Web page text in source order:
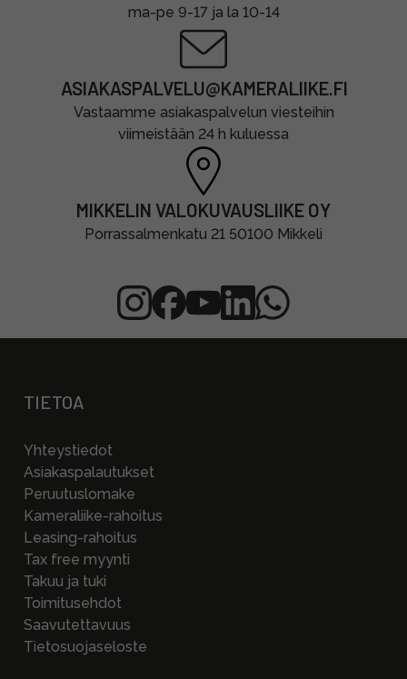
ma-pe 9-17 ja la 10-14
ASIAKASPALVELU@KAMERALIIKE.FI
Vastaamme asiakaspalvelun viesteihin
viimeistään 24 h kuluessa
MIKKELIN VALOKUVAUSLIIKE OY
Porrassalmenkatu 21 50100 Mikkeli
TIETOA
Yhteystiedot
Asiakaspalautukset
Peruutuslomake
Kameraliike-rahoitus
Leasing-rahoitus
Tax free myynti
Takuu ja tuki
Toimitusehdot
Saavutettavuus
Tietosuojaseloste